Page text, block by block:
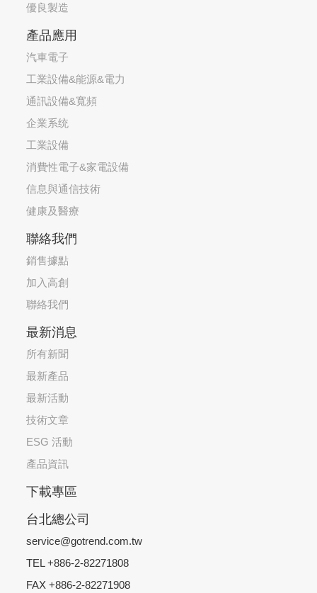
優良製造
產品應用
汽車電子
工業設備&能源&電力
通訊設備&寬頻
企業系统
工業設備
消費性電子&家電設備
信息與通信技術
健康及醫療
聯絡我們
銷售據點
加入高創
聯絡我們
最新消息
所有新聞
最新產品
最新活動
技術文章
ESG 活動
產品資訊
下載專區
台北總公司
service@gotrend.com.tw
TEL +886-2-82271808
FAX +886-2-82271908